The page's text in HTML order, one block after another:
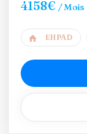
4158€ / Mois
EHPAD